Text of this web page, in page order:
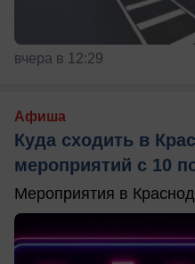
вчера в 12:29
Афиша
Куда сходить в
мероприятий с 10
Мероприятия в